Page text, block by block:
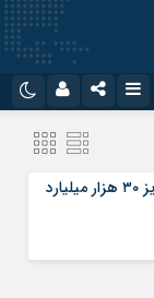
خبر خوش برای کشاورزان : واریز ۳۰ هزار میلیارد